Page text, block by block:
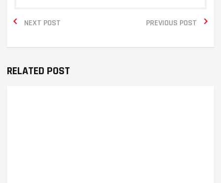
NEXT POST
 PREVIOUS POST 
RELATED POST